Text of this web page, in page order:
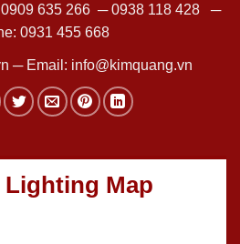
0909 635 266─0938 118 428─
0931 455 668
─ Email: info@kimquang.vn
Map